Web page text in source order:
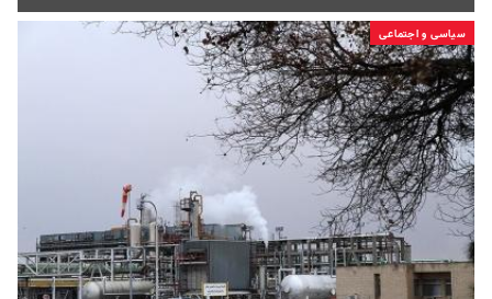
سیاسی و اجتماعی